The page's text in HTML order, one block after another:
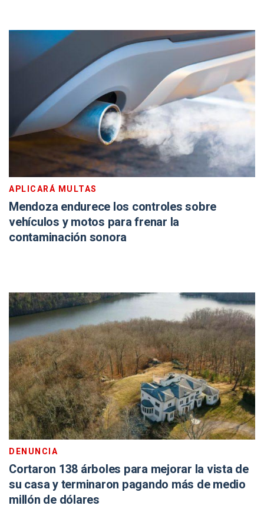
APLICARÁ MULTAS
Mendoza endurece los controles sobre
vehículos y motos para frenar la
contaminación sonora
DENUNCIA
Cortaron 138 árboles para mejorar la vista de
su casa y terminaron pagando más de medio
millón de dólares